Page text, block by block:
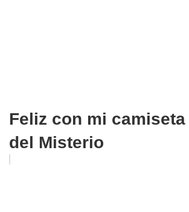
Feliz con mi camiseta
del Misterio